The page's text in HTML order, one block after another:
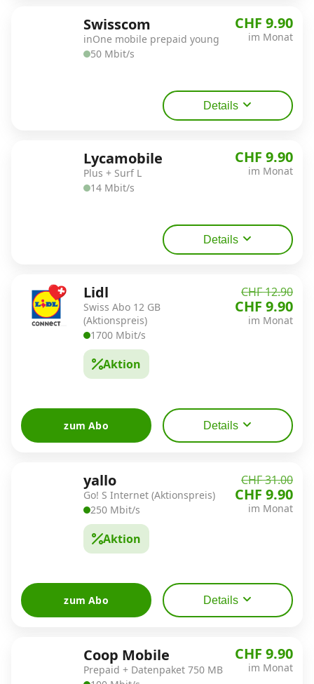
Swisscom
inOne mobile prepaid young
50 Mbit/s
CHF 9.90
im Monat
Details
Lycamobile
Plus + Surf L
14 Mbit/s
CHF 9.90
im Monat
Details
Lidl
Swiss Abo 12 GB
(Aktionspreis)
1700 Mbit/s
Aktion
CHF 12.90
CHF 9.90
im Monat
zum Abo Details
yallo
Go! S Internet (Aktionspreis)
250 Mbit/s
Aktion
CHF 31.00
CHF 9.90
im Monat
zum Abo Details
Coop Mobile
Prepaid + Datenpaket 750 MB
CHF 9.90
im Monat